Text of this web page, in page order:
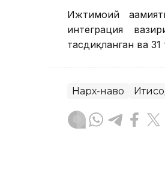
Ижтимоий
интеграция
тасдиқланган ва
Нарх-наво